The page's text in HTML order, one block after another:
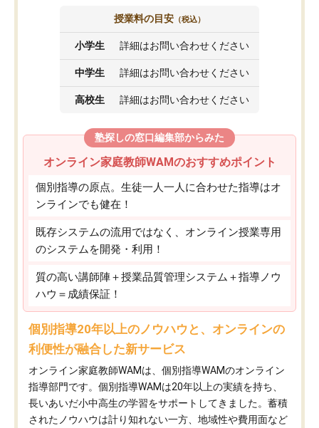
授業料の目安 （税込）
小学生 詳細はお問い合わせください
中学生 詳細はお問い合わせください
高校生 詳細はお問い合わせください
塾探しの窓口編集部からみた
オンライン家庭教師WAMのおすすめポイント
個別指導の原点。生徒一人一人に合わせた指導はオ
ンラインでも健在！
既存システムの流用ではなく、オンライン授業専用
のシステムを開発・利用！
質の高い講師陣＋授業品質管理システム＋指導ノウ
ハウ＝成績保証！
個別指導20年以上のノウハウと、オンラインの
利便性が融合した新サービス
オンライン家庭教師WAMは、個別指導WAMのオンライン
指導部門です。個別指導WAMは20年以上の実績を持ち、
長いあいだ小中高生の学習をサポートしてきました。蓄積
されたノウハウは計り知れない一方、地域性や費用面など